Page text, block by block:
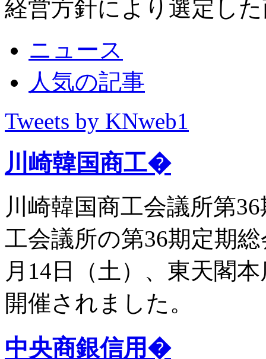
経営方針により選定し
ニュース
人気の記事
Tweets by KNweb1
川崎韓国商工�
川崎韓国商工会議所第
工会議所の第36期定期
月14日（土）、東天閣
開催されました。
中央商銀信用�